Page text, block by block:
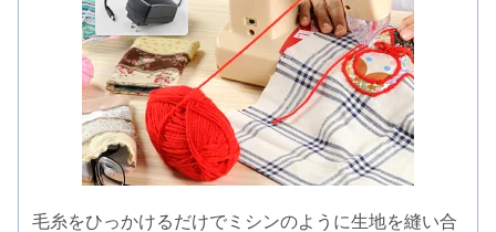
毛糸をひっかけるだけでミシンのように生地を縫い合